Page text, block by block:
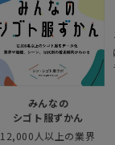
みんなの
シゴト服ずかん
12,000人以上の業界